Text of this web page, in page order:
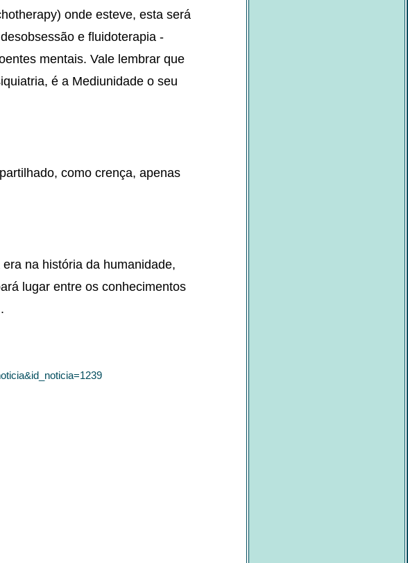
onde esteve, esta será
e fluidoterapia -
mentais. Vale lembrar que
é a Mediunidade o seu
como crença, apenas
na história da humanidade,
lugar entre os conhecimentos